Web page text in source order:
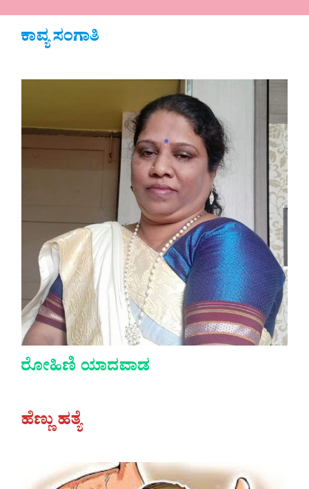
ಕಾವ್ಯ ಸಂಗಾತಿ
ರೋಹಿಣಿ ಯಾದವಾಡ
ಹೆಣ್ಣು ಹತ್ಯೆ